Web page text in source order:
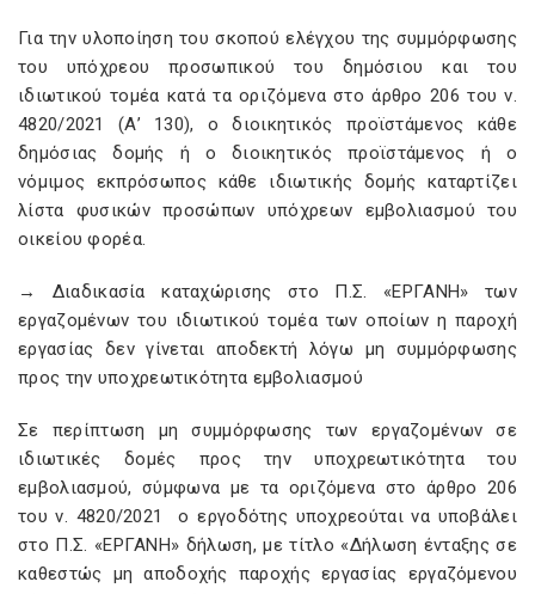
Για την υλοποίηση του σκοπού ελέγχου της συμμόρφωσης
του υπόχρεου προσωπικού του δημόσιου και του
ιδιωτικού τομέα κατά τα οριζόμενα στο άρθρο 206 του ν.
4820/2021 (Α’ 130), ο διοικητικός προϊστάμενος κάθε
δημόσιας δομής ή ο διοικητικός προϊστάμενος ή ο
νόμιμος εκπρόσωπος κάθε ιδιωτικής δομής καταρτίζει
λίστα φυσικών προσώπων υπόχρεων εμβολιασμού του
οικείου φορέα.
→ Διαδικασία καταχώρισης στο Π.Σ. «ΕΡΓΑΝΗ» των
εργαζομένων του ιδιωτικού τομέα των οποίων η παροχή
εργασίας δεν γίνεται αποδεκτή λόγω μη συμμόρφωσης
προς την υποχρεωτικότητα εμβολιασμού
Σε περίπτωση μη συμμόρφωσης των εργαζομένων σε
ιδιωτικές δομές προς την υποχρεωτικότητα του
εμβολιασμού, σύμφωνα με τα οριζόμενα στο άρθρο 206
του ν. 4820/2021 ο εργοδότης υποχρεούται να υποβάλει
στο Π.Σ. «ΕΡΓΑΝΗ» δήλωση, με τίτλο «Δήλωση ένταξης σε
καθεστώς μη αποδοχής παροχής εργασίας εργαζόμενου